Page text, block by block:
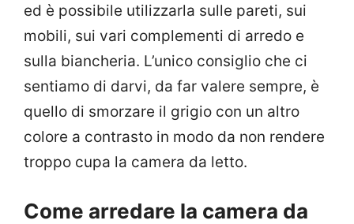
ed è possibile utilizzarla sulle pareti, sui
mobili, sui vari complementi di arredo e
sulla biancheria. L’unico consiglio che ci
sentiamo di darvi, da far valere sempre, è
quello di smorzare il grigio con un altro
colore a contrasto in modo da non rendere
troppo cupa la camera da letto.
Come arredare la camera da